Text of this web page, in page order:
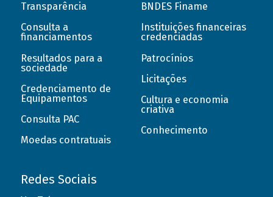
Transparência
Consulta a
financiamentos
Resultados para a
sociedade
Credenciamento de
Equipamentos
Consulta PAC
Moedas contratuais
BNDES Finame
Instituições financeiras
credenciadas
Patrocínios
Licitações
Cultura e economia
criativa
Conhecimento
Redes Sociais